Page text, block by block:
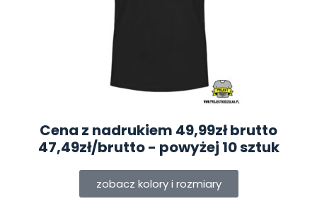
Cena z nadrukiem 49,99zł brutto
47,49zł/brutto- powyżej 10 sztuk
zobacz kolory i rozmiary